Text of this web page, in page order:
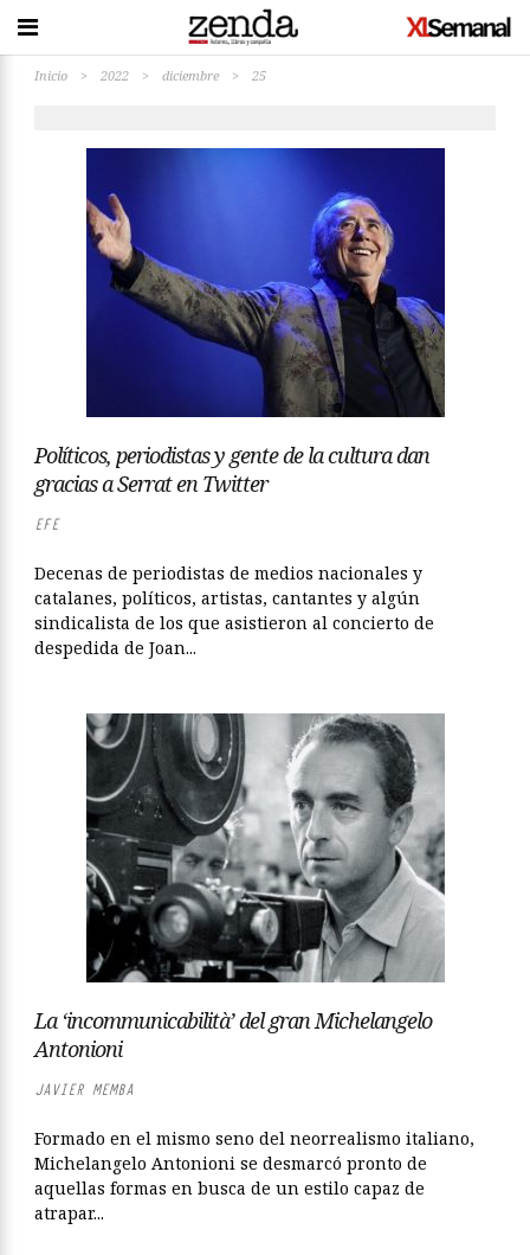
Inicio > 2022 > diciembre > 25
Políticos, periodistas y gente de la cultura dan
gracias a Serrat en Twitter
EFE
Decenas de periodistas de medios nacionales y
catalanes, políticos, artistas, cantantes y algún
sindicalista de los que asistieron al concierto de
despedida de Joan...
La ‘incommunicabilità’ del gran Michelangelo
Antonioni
JAVIER MEMBA
Formado en el mismo seno del neorrealismo italiano,
Michelangelo Antonioni se desmarcó pronto de
aquellas formas en busca de un estilo capaz de
atrapar...